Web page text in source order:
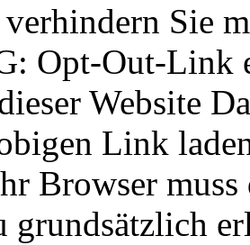
Sie
Opt-Out-Link
Website
Link
Browser
grundsätzlich